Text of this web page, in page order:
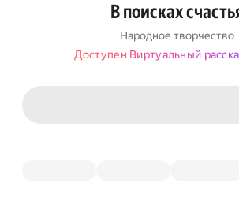
В поисках
Народное творчество
Доступен Виртуальный